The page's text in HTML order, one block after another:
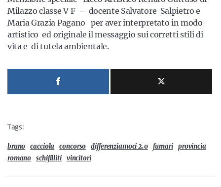
Milazzo classe V F – docente Salvatore Salpietro e
Maria Grazia Pagano per aver interpretato in modo
artistico ed originale il messaggio sui corretti stili di
vita e di tutela ambientale.
Tags:
bruno cacciola concorso differenziamoci 2.0 furnari provincia
romano
schifilliti vincitori